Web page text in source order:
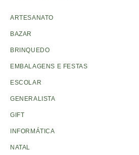
ARTESANATO
BAZAR
BRINQUEDO
EMBALAGENS E FESTAS
ESCOLAR
GENERALISTA
GIFT
INFORMÁTICA
NATAL